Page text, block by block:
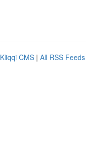
Kliqqi CMS | All RSS Feeds